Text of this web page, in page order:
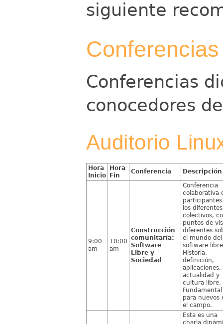
siguiente
Conferencias
Conferencias
conocedores
Auditorio
Hora
Inicio
Hora
Fin
Conferencia Descripción
9:00
am
10:00
am
Construcción
comunitaría:
Software
Libre y
Sociedad
Conferencia
colaborativa
participantes
los diferentes
colectivos,
puntos de
diferentes
el mundo del
software
Historia,
definición,
aplicaciones,
actualidad y
cultura libre.
Fundamental
para nuevos
el campo.
Esta es una
charla